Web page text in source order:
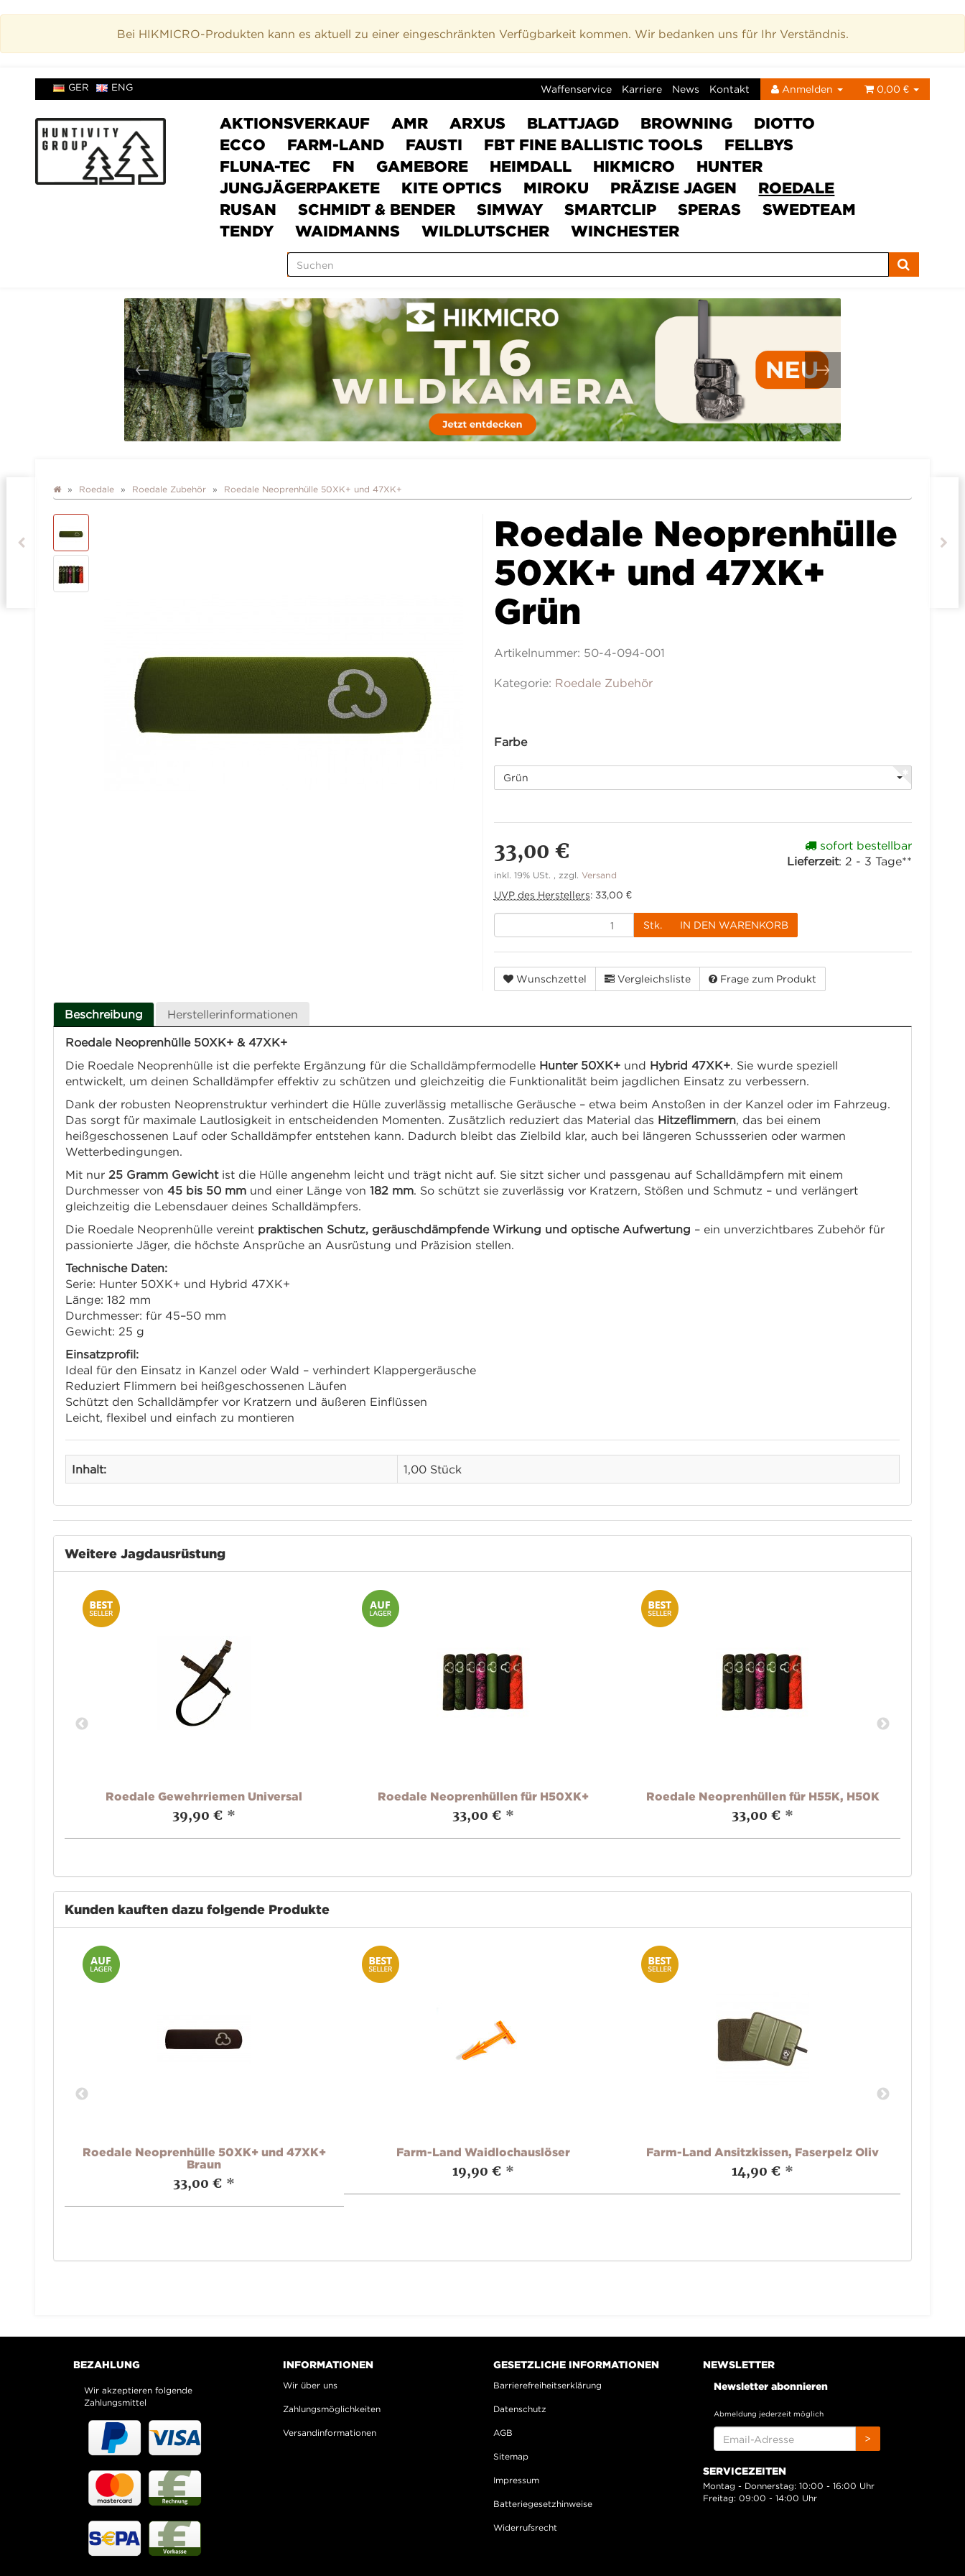
Bei HIKMICRO-Produkten kann es aktuell zu einer eingeschränkten Verfügbarkeit kommen. Wir bedanken uns für Ihr Verständnis.
GER ENG Waffenservice Karriere News Kontakt Anmelden 0,00 €
AKTIONSVERKAUF AMR ARXUS BLATTJAGD BROWNING
DIOTTO
ECCO
FARM-LAND FAUSTI FBT FINE BALLISTIC TOOLS
FELLBYS
FLUNA-TEC
FN GAMEBORE HEIMDALL HIKMICRO
HUNTER
JUNGJÄGERPAKETE
KITE OPTICS MIROKU PRÄZISE JAGEN
ROEDALE
RUSAN
SCHMIDT & BENDER SIMWAY SMARTCLIP SPERAS
SWEDTEAM
TENDY
WAIDMANNS WILDLUTSCHER WINCHESTER
Roedale Roedale Zubehör Roedale Neoprenhülle 50XK+ und 47XK+
Roedale Neoprenhülle
50XK+ und 47XK+
Grün
Artikelnummer: 50-4-094-001
Kategorie: Roedale Zubehör
Farbe
Grün
33,00 €
inkl. 19% USt. , zzgl. Versand
UVP des Herstellers: 33,00 €
sofort bestellbar
Lieferzeit: 2 - 3 Tage**
Stk. IN DEN WARENKORB
Wunschzettel Vergleichsliste Frage zum Produkt
Beschreibung Herstellerinformationen
Roedale Neoprenhülle 50XK+ & 47XK+
Die Roedale Neoprenhülle ist die perfekte Ergänzung für die Schalldämpfermodelle Hunter 50XK+und Hybrid 47XK+. Sie wurde speziell
entwickelt, um deinen Schalldämpfer effektiv zu schützen und gleichzeitig die Funktionalität beim jagdlichen Einsatz zu verbessern.
Dank der robusten Neoprenstruktur verhindert die Hülle zuverlässig metallische Geräusche – etwa beim Anstoßen in der Kanzel oder im Fahrzeug.
Das sorgt für maximale Lautlosigkeit in entscheidenden Momenten. Zusätzlich reduziert das Material das Hitzeflimmern, das bei einem
heißgeschossenen Lauf oder Schalldämpfer entstehen kann. Dadurch bleibt das Zielbild klar, auch bei längeren Schussserien oder warmen
Wetterbedingungen.
Mit nur 25 Gramm Gewichtist die Hülle angenehm leicht und trägt nicht auf. Sie sitzt sicher und passgenau auf Schalldämpfern mit einem
Durchmesser von 45 bis 50 mmund einer Länge von 182 mm. So schützt sie zuverlässig vor Kratzern, Stößen und Schmutz – und verlängert
gleichzeitig die Lebensdauer deines Schalldämpfers.
Die Roedale Neoprenhülle vereint praktischen Schutz, geräuschdämpfende Wirkung und optische Aufwertung – ein unverzichtbares Zubehör für
passionierte Jäger, die höchste Ansprüche an Ausrüstung und Präzision stellen.
Technische Daten:
Serie: Hunter 50XK+ und Hybrid 47XK+
Länge: 182 mm
Durchmesser: für 45–50 mm
Gewicht: 25 g
Einsatzprofil:
Ideal für den Einsatz in Kanzel oder Wald – verhindert Klappergeräusche
Reduziert Flimmern bei heißgeschossenen Läufen
Schützt den Schalldämpfer vor Kratzern und äußeren Einflüssen
Leicht, flexibel und einfach zu montieren
Inhalt: 1,00 Stück
Weitere Jagdausrüstung
Roedale Gewehrriemen Universal
39,90 € *
Roedale Neoprenhüllen für H50XK+
33,00 € *
Roedale Neoprenhüllen für H55K, H50K
33,00 € *
Kunden kauften dazu folgende Produkte
Roedale Neoprenhülle 50XK+ und 47XK+
Braun
33,00 € *
Farm-Land Waidlochauslöser
19,90 € *
Farm-Land Ansitzkissen, Faserpelz Oliv
14,90 € *
BEZAHLUNG
Wir akzeptieren folgende
Zahlungsmittel
INFORMATIONEN
Wir über uns
Zahlungsmöglichkeiten
Versandinformationen
GESETZLICHE INFORMATIONEN
Barrierefreiheitserklärung
Datenschutz
AGB
Sitemap
Impressum
Batteriegesetzhinweise
Widerrufsrecht
NEWSLETTER
Newsletter abonnieren
Abmeldung jederzeit möglich
ADRESSE
>
SERVICEZEITEN
Montag - Donnerstag: 10:00 - 16:00 Uhr
Freitag: 09:00 - 14:00 Uhr